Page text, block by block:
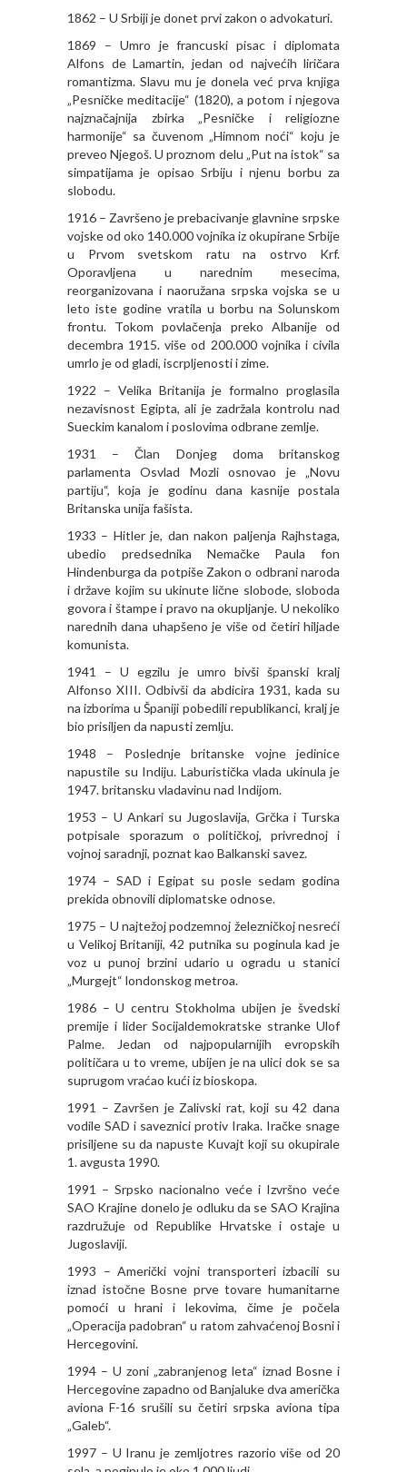
1862 – U Srbiji je donet prvi zakon o advokaturi.
1869 – Umro je francuski pisac i diplomata
Alfons de Lamartin, jedan od najvećih liričara
romantizma. Slavu mu je donela već prva knjiga
„Pesničke meditacije“ (1820), a potom i njegova
najznačajnija zbirka „Pesničke i religiozne
harmonije“ sa čuvenom „Himnom noći“ koju je
preveo Njegoš. U proznom delu „Put na istok“ sa
simpatijama je opisao Srbiju i njenu borbu za
slobodu.
1916 – Završeno je prebacivanje glavnine srpske
vojske od oko 140.000 vojnika iz okupirane Srbije
u Prvom svetskom ratu na ostrvo Krf.
Oporavljena u narednim mesecima,
reorganizovana i naoružana srpska vojska se u
leto iste godine vratila u borbu na Solunskom
frontu. Tokom povlačenja preko Albanije od
decembra 1915. više od 200.000 vojnika i civila
umrlo je od gladi, iscrpljenosti i zime.
1922 – Velika Britanija je formalno proglasila
nezavisnost Egipta, ali je zadržala kontrolu nad
Sueckim kanalom i poslovima odbrane zemlje.
1931 – Član Donjeg doma britanskog
parlamenta Osvlad Mozli osnovao je „Novu
partiju“, koja je godinu dana kasnije postala
Britanska unija fašista.
1933 – Hitler je, dan nakon paljenja Rajhstaga,
ubedio predsednika Nemačke Paula fon
Hindenburga da potpiše Zakon o odbrani naroda
i države kojim su ukinute lične slobode, sloboda
govora i štampe i pravo na okupljanje. U nekoliko
narednih dana uhapšeno je više od četiri hiljade
komunista.
1941 – U egzilu je umro bivši španski kralj
Alfonso XIII. Odbivši da abdicira 1931, kada su
na izborima u Španiji pobedili republikanci, kralj je
bio prisiljen da napusti zemlju.
1948 – Poslednje britanske vojne jedinice
napustile su Indiju. Laburistička vlada ukinula je
1947. britansku vladavinu nad Indijom.
1953 – U Ankari su Jugoslavija, Grčka i Turska
potpisale sporazum o političkoj, privrednoj i
vojnoj saradnji, poznat kao Balkanski savez.
1974 – SAD i Egipat su posle sedam godina
prekida obnovili diplomatske odnose.
1975 – U najtežoj podzemnoj železničkoj nesreći
u Velikoj Britaniji, 42 putnika su poginula kad je
voz u punoj brzini udario u ogradu u stanici
„Murgejt“ londonskog metroa.
1986 – U centru Stokholma ubijen je švedski
premije i lider Socijaldemokratske stranke Ulof
Palme. Jedan od najpopularnijih evropskih
političara u to vreme, ubijen je na ulici dok se sa
suprugom vraćao kući iz bioskopa.
1991 – Završen je Zalivski rat, koji su 42 dana
vodile SAD i saveznici protiv Iraka. Iračke snage
prisiljene su da napuste Kuvajt koji su okupirale
1. avgusta 1990.
1991 – Srpsko nacionalno veće i Izvršno veće
SAO Krajine donelo je odluku da se SAO Krajina
razdružuje od Republike Hrvatske i ostaje u
Jugoslaviji.
1993 – Američki vojni transporteri izbacili su
iznad istočne Bosne prve tovare humanitarne
pomoći u hrani i lekovima, čime je počela
„Operacija padobran“ u ratom zahvaćenoj Bosni i
Hercegovini.
1994 – U zoni „zabranjenog leta“ iznad Bosne i
Hercegovine zapadno od Banjaluke dva američka
aviona F-16 srušili su četiri srpska aviona tipa
„Galeb“.
1997 – U Iranu je zemljotres razorio više od 20